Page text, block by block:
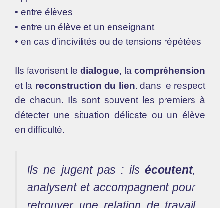
• entre élèves
• entre un élève et un enseignant
• en cas d’incivilités ou de tensions répétées
Ils favorisent le dialogue, la compréhension
et la reconstruction du lien, dans le respect
de chacun. Ils sont souvent les premiers à
détecter une situation délicate ou un élève
en difficulté.
Ils ne jugent pas : ils écoutent,
analysent et accompagnent pour
retrouver une relation de travail